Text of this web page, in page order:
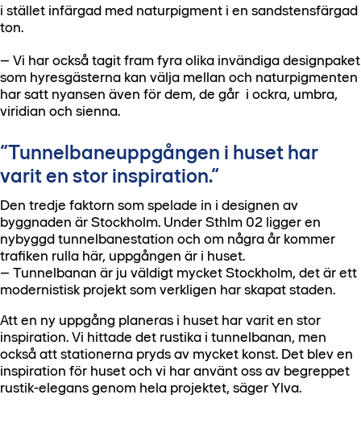
i stället infärgad med naturpigment i en sandstensfärgad
ton.
– Vi har också tagit fram fyra olika invändiga designpaket
som hyresgästerna kan välja mellan och naturpigmenten
har satt nyansen även för dem, de går i ockra, umbra,
viridian och sienna.
“Tunnelbaneuppgången i huset har
varit en stor inspiration.”
Den tredje faktorn som spelade in i designen av
byggnaden är Stockholm. Under Sthlm 02 ligger en
nybyggd tunnelbanestation och om några år kommer
trafiken rulla här, uppgången är i huset.
– Tunnelbanan är ju väldigt mycket Stockholm, det är ett
modernistisk projekt som verkligen har skapat staden.
Att en ny uppgång planeras i huset har varit en stor
inspiration. Vi hittade det rustika i tunnelbanan, men
också att stationerna pryds av mycket konst. Det blev en
inspiration för huset och vi har använt oss av begreppet
rustik-elegans genom hela projektet, säger Ylva.